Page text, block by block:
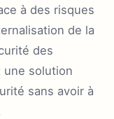
à des risques
de la
des
une solution
sans avoir à